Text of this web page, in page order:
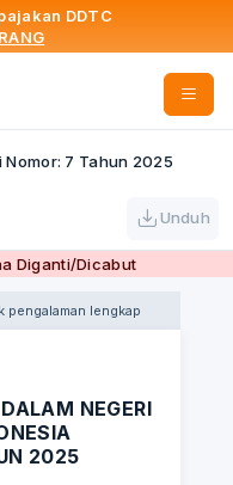
DDTC
7 Tahun 2025
Unduh
Diganti/Dicabut
pengalaman lengkap
NEGERI
2025